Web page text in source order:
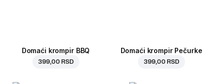
Domaći krompir BBQ
399,00 RSD
Domaći krompir Pečurke
399,00 RSD